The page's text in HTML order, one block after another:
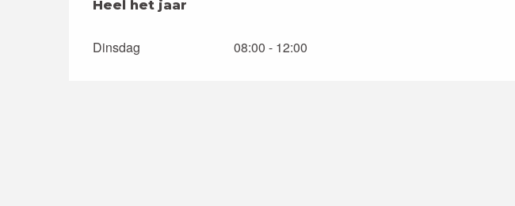
Heel het jaar
Heel het jaar
Dinsdag 08:00 - 12:00